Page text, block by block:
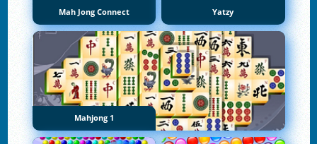
Mah Jong Connect Yatzy
Mahjong 1